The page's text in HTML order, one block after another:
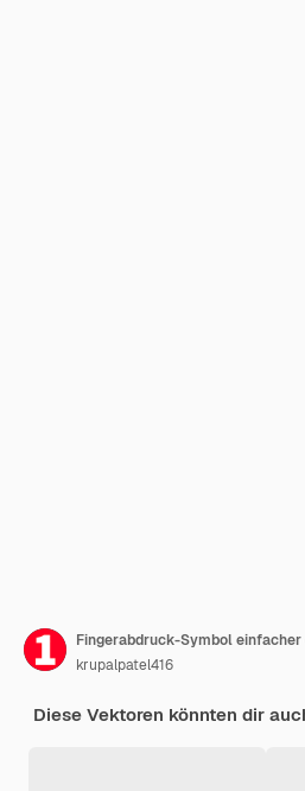
Fingerabdruck-Symbol einfacher
krupalpatel416
Diese Vektoren könnten dir